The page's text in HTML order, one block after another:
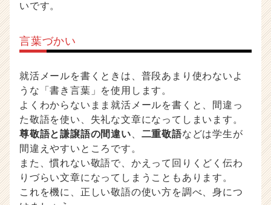
いです。
言葉づかい
就活メールを書くときは、普段あまり使わないよ
うな「書き言葉」を使用します。
よくわからないまま就活メールを書くと、間違っ
た敬語を使い、失礼な文章になってしまいます。
尊敬語と謙譲語の間違い
二重敬語などは学生が
間違えやすいところです。
また、慣れない敬語で、かえって回りくどく伝わ
りづらい文章になってしまうこともあります。
これを機に、正しい敬語の使い方を調べ、身につ